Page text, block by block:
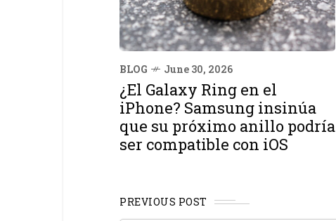
BLOG June 30, 2026
¿El Galaxy Ring en el
iPhone? Samsung insinúa
que su próximo anillo podría
ser compatible con iOS
PREVIOUS POST